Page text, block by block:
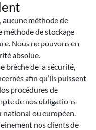
méthode de
de stockage
Nous ne pouvons en
absolue.
brèche de la sécurité,
afin qu’ils puissent
procédures de
de nos obligations
national ou européen.
nos clients de